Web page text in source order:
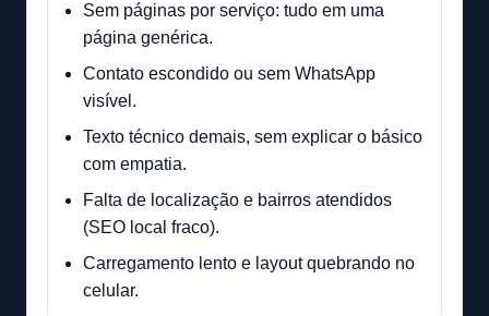
Sem páginas por serviço: tudo em uma
página genérica.
Contato escondido ou sem WhatsApp
visível.
Texto técnico demais, sem explicar o básico
com empatia.
Falta de localização e bairros atendidos
(SEO local fraco).
Carregamento lento e layout quebrando no
celular.